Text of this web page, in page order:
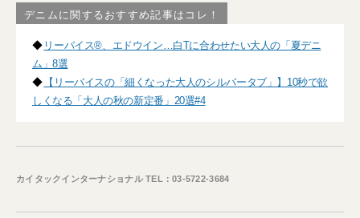
デニムに関するおすすめ記事はコレ！
◆ リーバイス®︎、エドウイン…白Tに合わせたい大人の「夏デニ
ム」8選
◆ 【リーバイスの「細くなった大人のシルバータブ」】10秒で欲
しくなる「大人の秋の新定番」20選#4
カイタックインターナショナル TEL：03-5722-3684